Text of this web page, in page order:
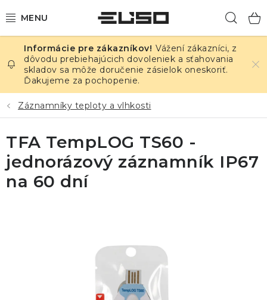
na
ELEKTRINA
TEPLOTA A VLHKOSŤ
TLAK A ÚNIKY
ZÁZNAMNÍKY
KALIBRÁCIA
Vážení zákazníci, z
dôvodu prebiehajúcich dovoleniek a sťahovania
skladov sa môže doručenie zásielok oneskoriť.
Ďakujeme za pochopenie.
Záznamníky teploty a vlhkosti
TFA TempLOG TS60 -
jednorázový záznamník IP67
na 60 dní